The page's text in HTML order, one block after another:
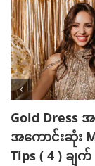
Gold
အကောင်းဆုံး
Tips ( 4 ) ချက်